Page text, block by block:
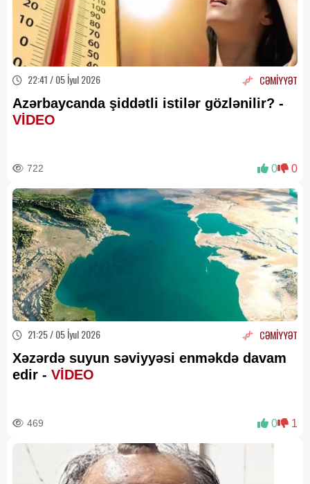
22:41 / 05 İyul 2026 CƏMİYYƏT
Azərbaycanda şiddətli istilər gözlənilir? -
VİDEO
722 0 0
21:25 / 05 İyul 2026 CƏMİYYƏT
Xəzərdə suyun səviyyəsi enməkdə davam
edir - VİDEO
469 0 1